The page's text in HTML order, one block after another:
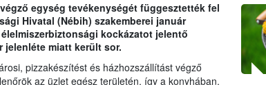
egység tevékenységét függesztették fel
Hivatal (Nébih) szakemberei január
kockázatot jelentő
miatt került sor.
pizzakészítést és házhozszállítást végző
az üzlet egész területén, így a konyhában,
Az